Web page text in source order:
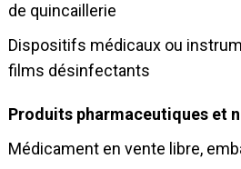
de quincaillerie
Dispositifs médicaux ou
films désinfectants
Produits pharmaceutiques et
Médicament en vente libre,